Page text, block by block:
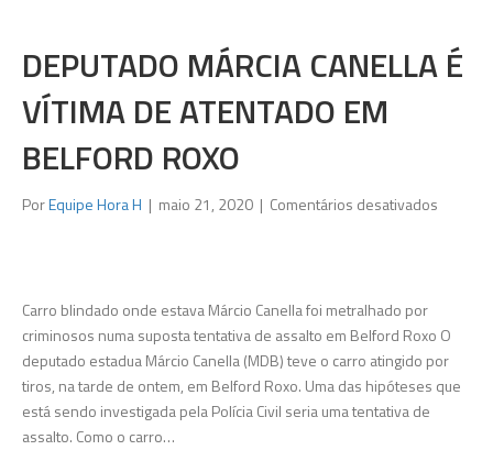
DEPUTADO MÁRCIA CANELLA É
VÍTIMA DE ATENTADO EM
BELFORD ROXO
PorEquipe Hora H | maio 21, 2020 | Comentários desativados
vítima
de
Carro blindado onde estava Márcio Canella foi metralhado por
criminosos numa suposta tentativa de assalto em Belford Roxo O
deputado estadua Márcio Canella (MDB) teve o carro atingido por
tiros, na tarde de ontem, em Belford Roxo. Uma das hipóteses que
está sendo investigada pela Polícia Civil seria uma tentativa de
assalto. Como o carro…